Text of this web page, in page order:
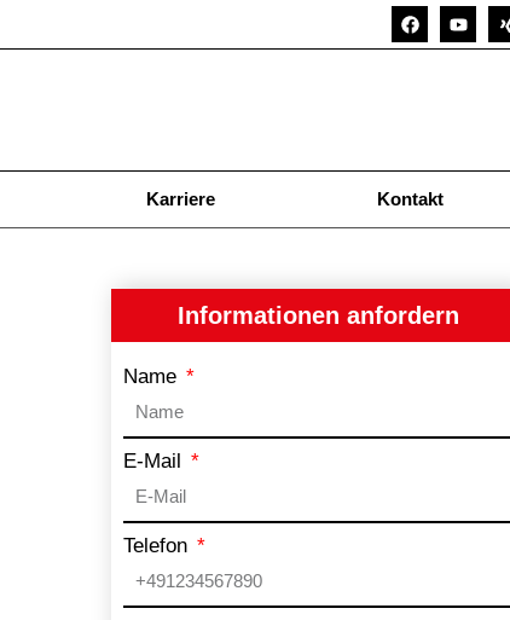
Karriere Kontakt
Informationen anfordern
Name
E-Mail
Telefon